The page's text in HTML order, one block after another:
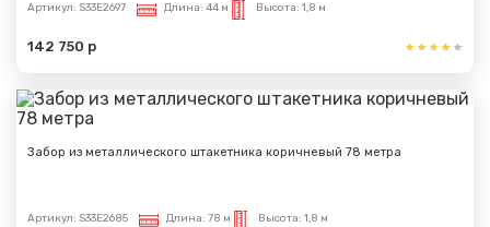
Артикул: S33E2697 Длина: 44 м Высота: 1,8 м
142 750 р
Забор из металлического штакетника коричневый 78 метра
Артикул: S33E2685 Длина: 78 м Высота: 1,8 м